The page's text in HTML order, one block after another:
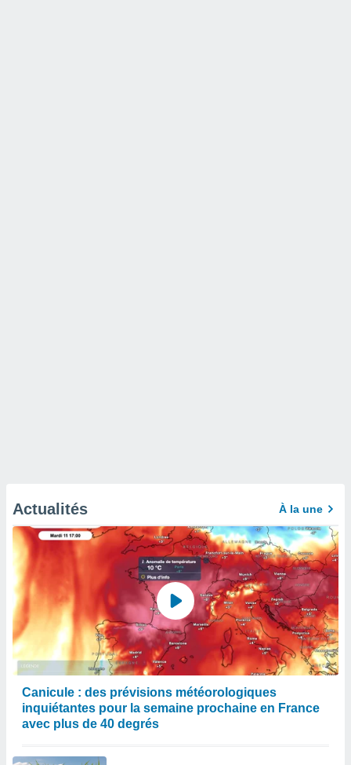
Actualités À la une
Canicule : des prévisions météorologiques
inquiétantes pour la semaine prochaine en France
avec plus de 40 degrés